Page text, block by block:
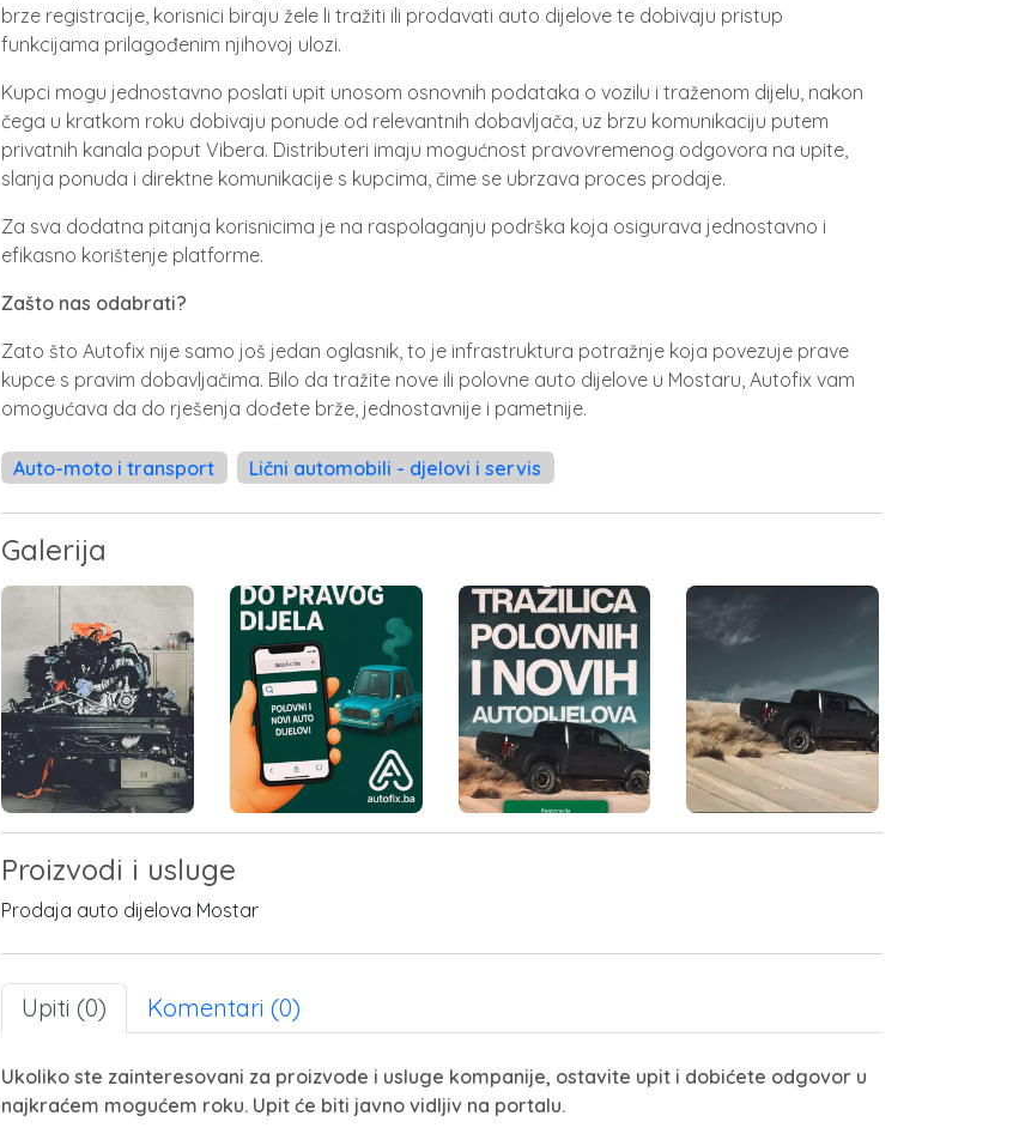
brze registracije, korisnici biraju žele li tražiti ili prodavati auto dijelove te dobivaju pristup
funkcijama prilagođenim njihovoj ulozi.
Kupci mogu jednostavno poslati upit unosom osnovnih podataka o vozilu i traženom dijelu, nakon
čega u kratkom roku dobivaju ponude od relevantnih dobavljača, uz brzu komunikaciju putem
privatnih kanala poput Vibera. Distributeri imaju mogućnost pravovremenog odgovora na upite,
slanja ponuda i direktne komunikacije s kupcima, čime se ubrzava proces prodaje.
Za sva dodatna pitanja korisnicima je na raspolaganju podrška koja osigurava jednostavno i
efikasno korištenje platforme.
Zašto nas odabrati?
Zato što Autofix nije samo još jedan oglasnik, to je infrastruktura potražnje koja povezuje prave
kupce s pravim dobavljačima. Bilo da tražite nove ili polovne auto dijelove u Mostaru, Autofix vam
omogućava da do rješenja dođete brže, jednostavnije i pametnije.
Auto-moto i transport Lični automobili - djelovi i servis
Galerija
Proizvodi i usluge
Prodaja auto dijelova Mostar
Upiti (0) Komentari (0)
Ukoliko ste zainteresovani za proizvode i usluge kompanije, ostavite upit i dobićete odgovor u
najkraćem mogućem roku. Upit će biti javno vidljiv na portalu.